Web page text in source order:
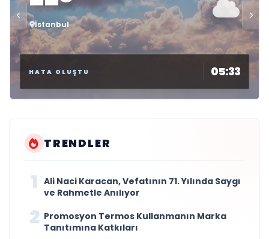
İstanbul
HATA OLUŞTU 05:33
TRENDLER
1 Ali Naci Karacan, Vefatının 71. Yılında Saygı
ve Rahmetle Anılıyor
2 Promosyon Termos Kullanmanın Marka
Tanıtımına Katkıları